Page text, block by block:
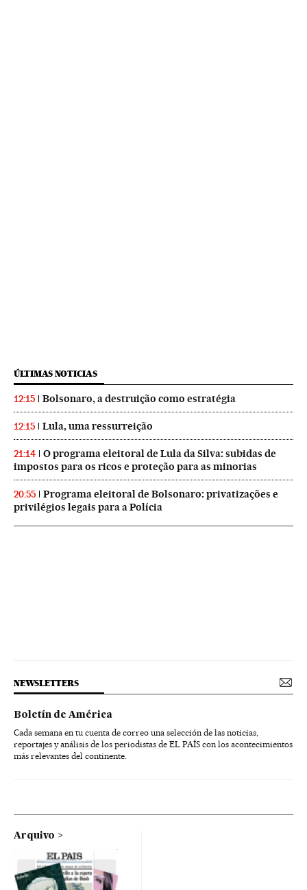
ÚLTIMAS NOTICIAS
12:15 Bolsonaro, a destruição como estratégia
12:15 Lula, uma ressurreição
21:14
O programa eleitoral de Lula da Silva: subidas de
impostos para os ricos e proteção para as minorias
20:55
Programa eleitoral de Bolsonaro: privatizações e
privilégios legais para a Polícia
NEWSLETTERS
Boletín de América
Cada semana en tu cuenta de correo una selección de las noticias,
reportajes y análisis de los periodistas de EL PAÍS con los acontecimientos
más relevantes del continente.
Arquivo